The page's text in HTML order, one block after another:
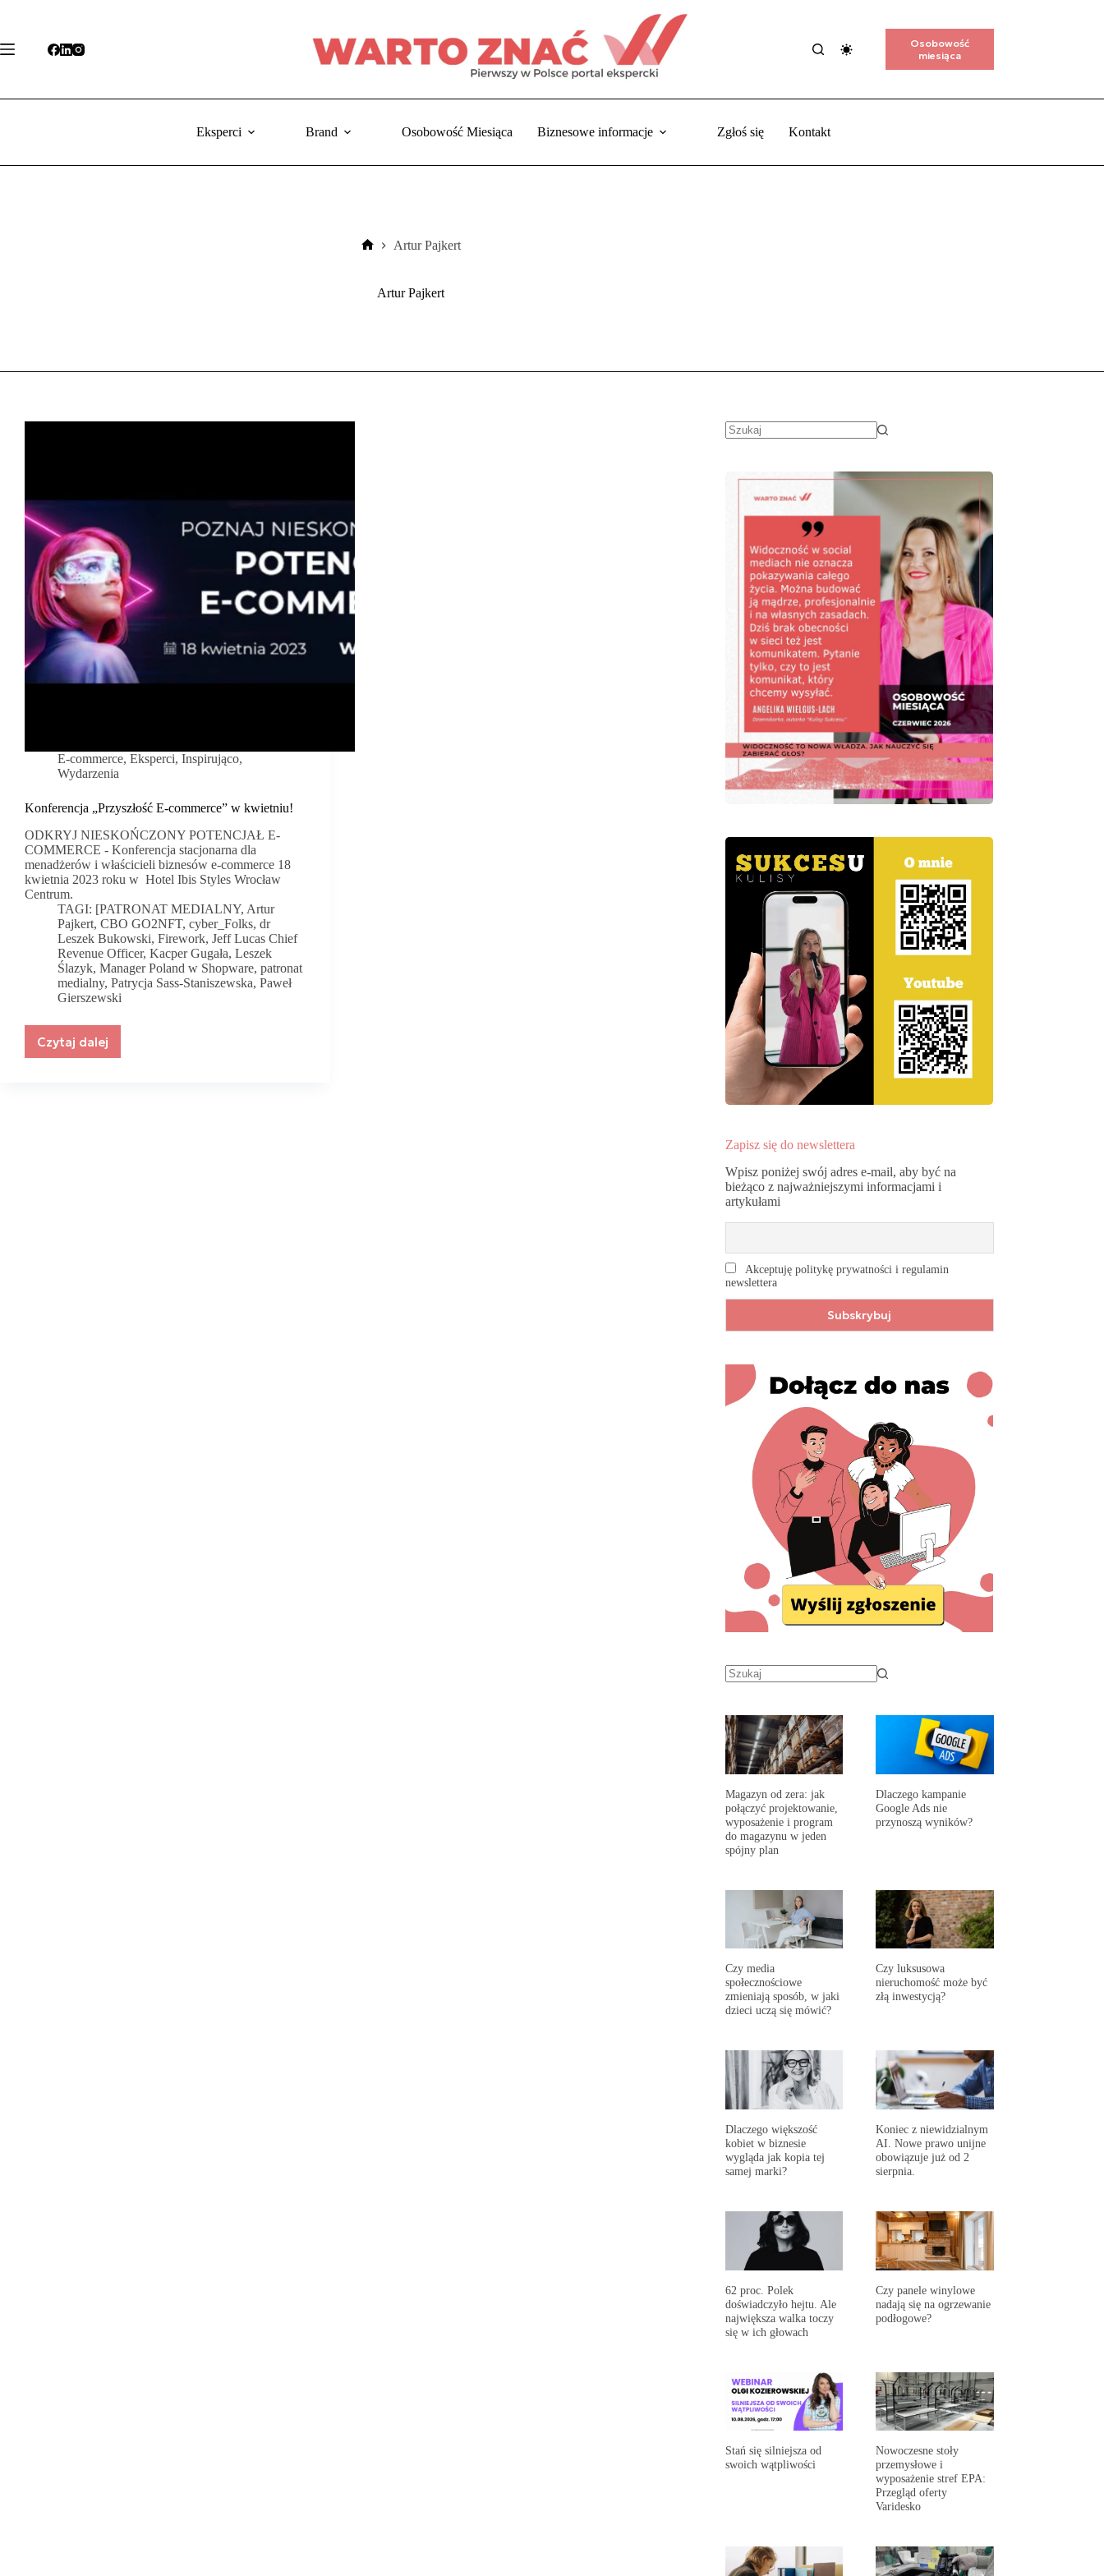
Osobowość
miesiąca
Eksperci Brand Osobowość Miesiąca Biznesowe informacje Zgłoś się Kontakt
Artur Pajkert
Artur Pajkert
E-commerce, Eksperci, Inspirująco,
Wydarzenia
Konferencja „Przyszłość E-commerce” w kwietniu!
ODKRYJ NIESKOŃCZONY POTENCJAŁ E-
COMMERCE - Konferencja stacjonarna dla
menadżerów i właścicieli biznesów e-commerce 18
kwietnia 2023 roku w Hotel Ibis Styles Wrocław
Centrum.
TAGI: [PATRONAT MEDIALNY, Artur
Pajkert, CBO GO2NFT, cyber_Folks, dr
Leszek Bukowski, Firework, Jeff Lucas Chief
Revenue Officer, Kacper Gugała, Leszek
Ślazyk, Manager Poland w Shopware, patronat
medialny, Patrycja Sass-Staniszewska, Paweł
Gierszewski
Czytaj dalej
Konferencja
Zapisz się do newslettera
Wpisz poniżej swój adres e-mail, aby być na
bieżąco z najważniejszymi informacjami i
artykułami
Akceptuję politykę prywatności i regulamin
newslettera
Magazyn od zera: jak
połączyć projektowanie,
wyposażenie i program
do magazynu w jeden
spójny plan
Dlaczego kampanie
Google Ads nie
przynoszą wyników?
Czy media
społecznościowe
zmieniają sposób, w jaki
dzieci uczą się mówić?
Czy luksusowa
nieruchomość może być
złą inwestycją?
Dlaczego większość
kobiet w biznesie
wygląda jak kopia tej
samej marki?
Koniec z niewidzialnym
AI. Nowe prawo unijne
obowiązuje już od 2
sierpnia.
62 proc. Polek
doświadczyło hejtu. Ale
największa walka toczy
się w ich głowach
Czy panele winylowe
nadają się na ogrzewanie
podłogowe?
Stań się silniejsza od
swoich wątpliwości
Nowoczesne stoły
przemysłowe i
wyposażenie stref EPA:
Przegląd oferty
Varidesko